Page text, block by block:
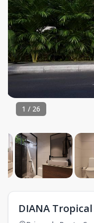
1 / 26
DIANA